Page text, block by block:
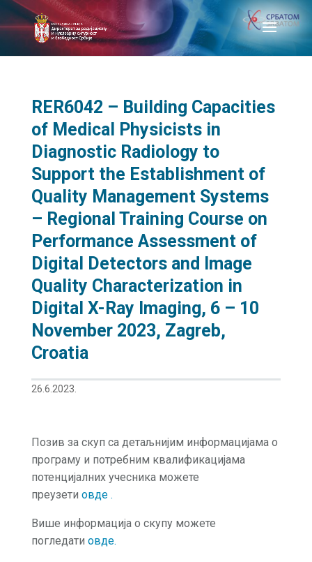
RER6042 – Building Capacities
of Medical Physicists in
Diagnostic Radiology to
Support the Establishment of
Quality Management Systems
– Regional Training Course on
Performance Assessment of
Digital Detectors and Image
Quality Characterization in
Digital X-Ray Imaging, 6 – 10
November 2023, Zagreb,
Croatia
26.6.2023.
Позив за скуп са детаљнијим информацијама о
програму и потребним квалификацијама
потенцијалних учесника можете
преузети овде .
Више информација о скупу можете
погледати овде.